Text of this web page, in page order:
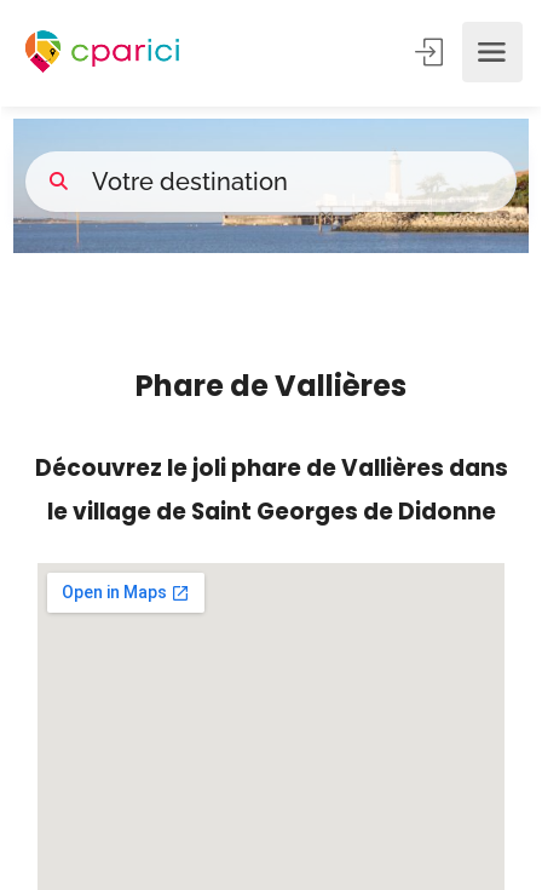
Phare de Vallières
Découvrez le joli phare de Vallières dans
le village de Saint Georges de Didonne